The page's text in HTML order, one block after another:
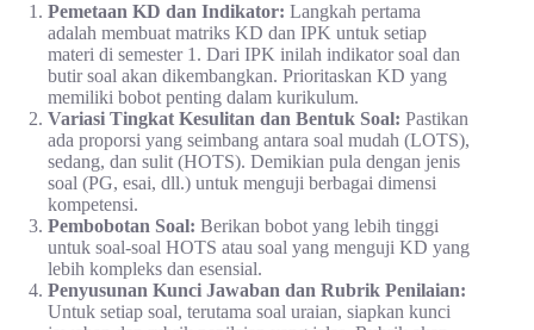
Pemetaan KD dan Indikator: Langkah pertama
adalah membuat matriks KD dan IPK untuk setiap
materi di semester 1. Dari IPK inilah indikator soal dan
butir soal akan dikembangkan. Prioritaskan KD yang
memiliki bobot penting dalam kurikulum.
Variasi Tingkat Kesulitan dan Bentuk Soal: Pastikan
ada proporsi yang seimbang antara soal mudah (LOTS),
sedang, dan sulit (HOTS). Demikian pula dengan jenis
soal (PG, esai, dll.) untuk menguji berbagai dimensi
kompetensi.
Pembobotan Soal: Berikan bobot yang lebih tinggi
untuk soal-soal HOTS atau soal yang menguji KD yang
lebih kompleks dan esensial.
Penyusunan Kunci Jawaban dan Rubrik Penilaian:
Untuk setiap soal, terutama soal uraian, siapkan kunci